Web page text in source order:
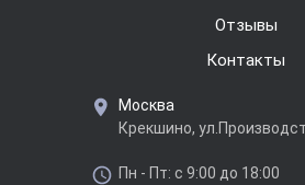
Отзывы
Контакты
Москва
Крекшино,
Пн - Пт: с 9:00 до 18:00